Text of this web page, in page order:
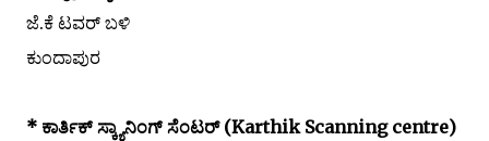
ಜೆ.ಕೆ ಟವರ್ ಬಳಿ
ಕುಂದಾಪುರ
* ಕಾರ್ತಿಕ್ ಸ್ಕ್ಯಾನಿಂಗ್ ಸೆಂಟರ್ (Karthik Scanning centre)